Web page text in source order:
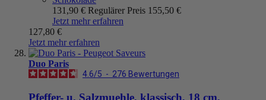
131,90 € Regulärer Preis 155,50 €
Jetzt mehr erfahren
127,80 €
Jetzt mehr erfahren
Duo Paris
4.6/5 - 276 Bewertungen